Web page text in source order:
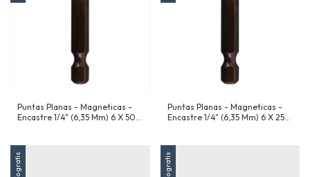
Puntas Planas - Magneticas -
Encastre 1/4" (6,35 Mm) 6 X 50
Puntas Planas - Magneticas -
Encastre 1/4" (6,35 Mm) 6 X 25